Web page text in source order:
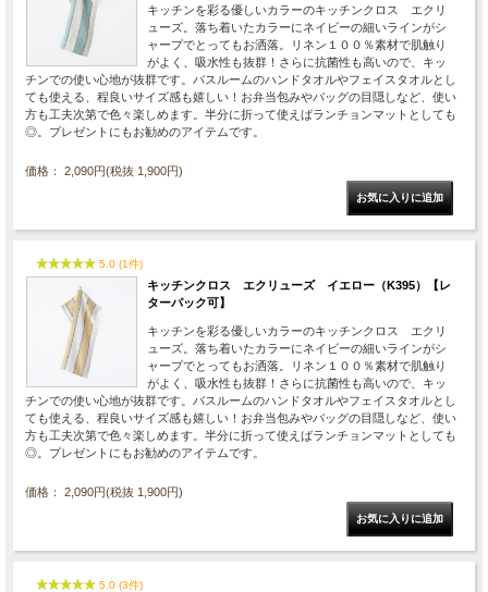
キッチンを彩る優しいカラーのキッチンクロス エクリ
ューズ。落ち着いたカラーにネイビーの細いラインがシ
ャープでとってもお洒落。リネン１００％素材で肌触り
がよく、吸水性も抜群！さらに抗菌性も高いので、キッ
チンでの使い心地が抜群です。バスルームのハンドタオルやフェイスタオルとし
ても使える、程良いサイズ感も嬉しい！お弁当包みやバッグの目隠しなど、使い
方も工夫次第で色々楽しめます。半分に折って使えばランチョンマットとしても
◎。プレゼントにもお勧めのアイテムです。
価格： 2,090円(税抜 1,900円)
5.0 (1件)
キッチンクロス エクリューズ イエロー（K395）【レ
ターパック可】
キッチンを彩る優しいカラーのキッチンクロス エクリ
ューズ。落ち着いたカラーにネイビーの細いラインがシ
ャープでとってもお洒落。リネン１００％素材で肌触り
がよく、吸水性も抜群！さらに抗菌性も高いので、キッ
チンでの使い心地が抜群です。バスルームのハンドタオルやフェイスタオルとし
ても使える、程良いサイズ感も嬉しい！お弁当包みやバッグの目隠しなど、使い
方も工夫次第で色々楽しめます。半分に折って使えばランチョンマットとしても
◎。プレゼントにもお勧めのアイテムです。
価格： 2,090円(税抜 1,900円)
5.0 (3件)